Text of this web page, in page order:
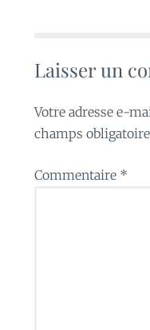
Laisser un
Votre adresse e-
champs
Commentaire *